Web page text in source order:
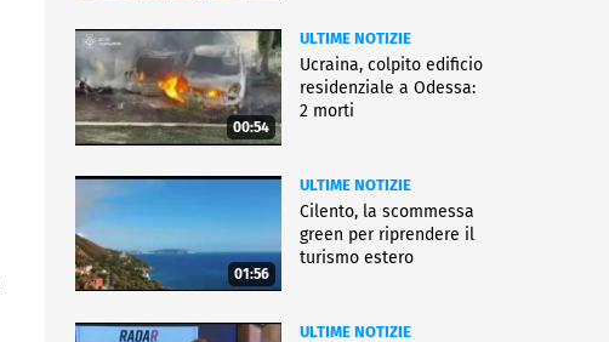
00:54
ULTIME NOTIZIE
Ucraina, colpito edificio
residenziale a Odessa:
2 morti
01:56
ULTIME NOTIZIE
Cilento, la scommessa
green per riprendere il
turismo estero
ULTIME NOTIZIE